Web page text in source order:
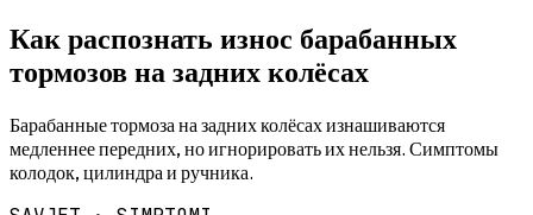
Как распознать износ барабанных
тормозов на задних колёсах
Барабанные тормоза на задних колёсах изнашиваются
медленнее передних, но игнорировать их нельзя. Симптомы
колодок, цилиндра и ручника.